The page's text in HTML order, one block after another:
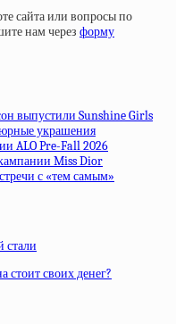
сайта или вопросы по
нам через форму
выпустили Sunshine Girls
украшения
ALO Pre-Fall 2026
Miss Dior
с «тем самым»
стали
стоит своих денег?